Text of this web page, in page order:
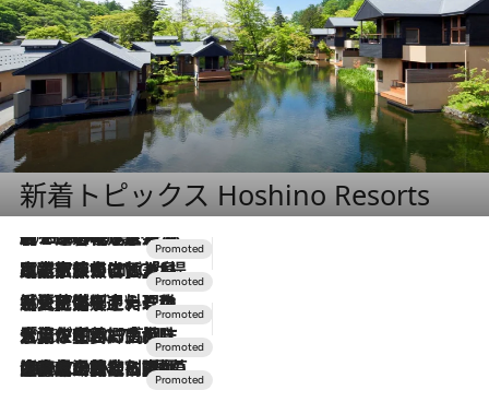
新着トピックス Hoshino Resorts
2026.8.7
【トンボの足水浴】ヒノキの香りに包まれて涼感マックス！約13℃の湧水かけ流しを避暑地「星野温泉 トンボの湯」で体験
2026.7.31
【ホテル帰省】という選択肢をOMOが提案。家族とほどよい距離を保つには「昼は実家、夜は気兼ねなくホテルで！」
2026.7.24
【夏限定ディナーコース】旬を迎える稚鮎や花ズッキーニなどをイタリア・トスカーナの郷土料理の手法で満喫！
2026.7.17
「土佐和ハーブかき氷」がOMO7高知に登場！生姜、山椒、大葉など目にも舌にも涼を呼ぶ郷土の味
2026.7.10
NEW OPEN！【界 草津】名湯の地に誕生。趣の異なる2種の温泉と上州ならではの会席・蕎麦割烹など美食を味わう究極の癒やし旅